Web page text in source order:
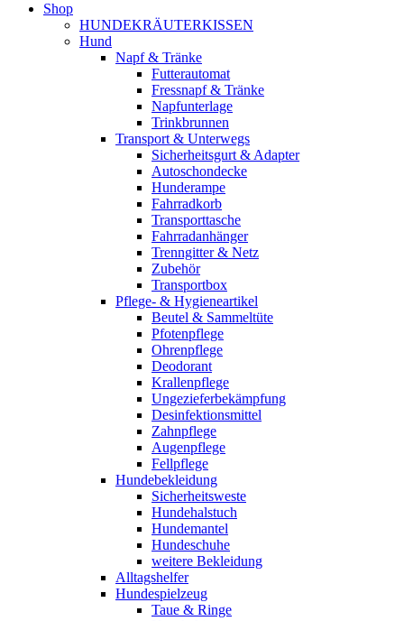
Shop
HUNDEKRÄUTERKISSEN
Hund
Napf & Tränke
Futterautomat
Fressnapf & Tränke
Napfunterlage
Trinkbrunnen
Transport & Unterwegs
Sicherheitsgurt & Adapter
Autoschondecke
Hunderampe
Fahrradkorb
Transporttasche
Fahrradanhänger
Trenngitter & Netz
Zubehör
Transportbox
Pflege- & Hygieneartikel
Beutel & Sammeltüte
Pfotenpflege
Ohrenpflege
Deodorant
Krallenpflege
Ungezieferbekämpfung
Desinfektionsmittel
Zahnpflege
Augenpflege
Fellpflege
Hundebekleidung
Sicherheitsweste
Hundehalstuch
Hundemantel
Hundeschuhe
weitere Bekleidung
Alltagshelfer
Hundespielzeug
Taue & Ringe